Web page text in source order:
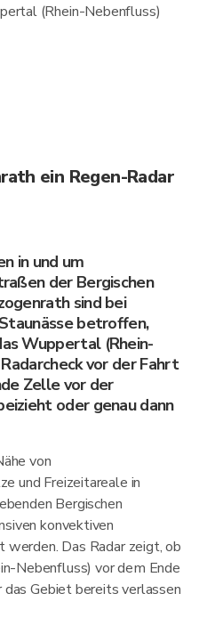
(Rhein-Nebenfluss)
ein Regen-Radar
in und um
der Bergischen
sind bei
betroffen,
Wuppertal (Rhein-
vor der Fahrt
Zelle vor der
oder genau dann
von
und Freizeitareale in
Bergischen
konvektiven
werden. Das Radar zeigt, ob
Nebenfluss) vor dem Ende
das Gebiet bereits verlassen